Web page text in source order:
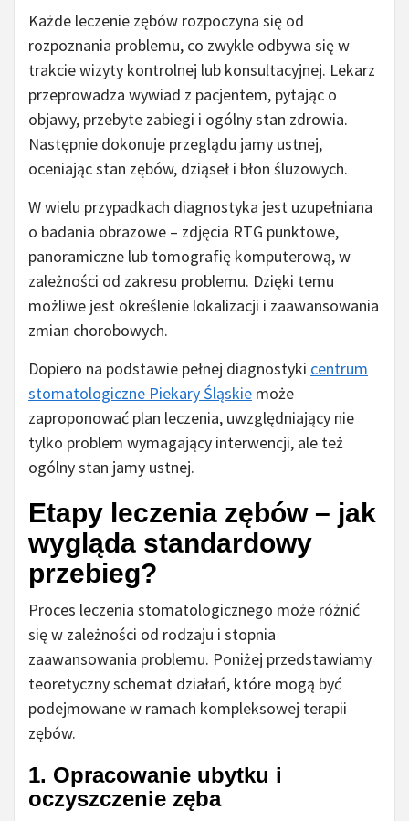
Każde leczenie zębów rozpoczyna się od
rozpoznania problemu, co zwykle odbywa się w
trakcie wizyty kontrolnej lub konsultacyjnej. Lekarz
przeprowadza wywiad z pacjentem, pytając o
objawy, przebyte zabiegi i ogólny stan zdrowia.
Następnie dokonuje przeglądu jamy ustnej,
oceniając stan zębów, dziąseł i błon śluzowych.
W wielu przypadkach diagnostyka jest uzupełniana
o badania obrazowe – zdjęcia RTG punktowe,
panoramiczne lub tomografię komputerową, w
zależności od zakresu problemu. Dzięki temu
możliwe jest określenie lokalizacji i zaawansowania
zmian chorobowych.
Dopiero na podstawie pełnej diagnostyki centrum
stomatologiczne Piekary Śląskie może
zaproponować plan leczenia, uwzględniający nie
tylko problem wymagający interwencji, ale też
ogólny stan jamy ustnej.
Etapy leczenia zębów – jak
wygląda standardowy
przebieg?
Proces leczenia stomatologicznego może różnić
się w zależności od rodzaju i stopnia
zaawansowania problemu. Poniżej przedstawiamy
teoretyczny schemat działań, które mogą być
podejmowane w ramach kompleksowej terapii
zębów.
1. Opracowanie ubytku i
oczyszczenie zęba